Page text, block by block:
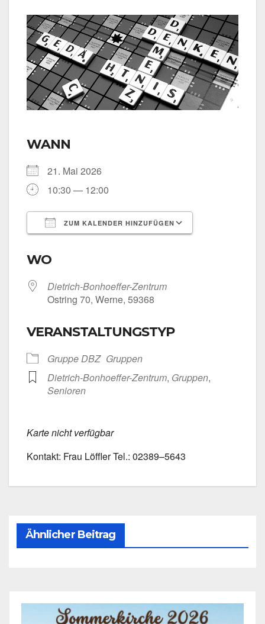
WANN
21. Mai 2026
10:30 — 12:00
ZUM KALENDER HINZUFÜGEN
WO
Dietrich-Bonhoeffer-Zentrum
Ost­ring 70, Wer­ne, 59368
VERANSTALTUNGSTYP
Grup­pe DBZ Grup­pen
Dietrich-Bonhoeffer-Zentrum, Grup­pen,
Senio­ren
Kar­te nicht ver­füg­bar
Kon­takt: Frau Löff­ler Tel.: 02389–5643
Ähnlicher Beitrag